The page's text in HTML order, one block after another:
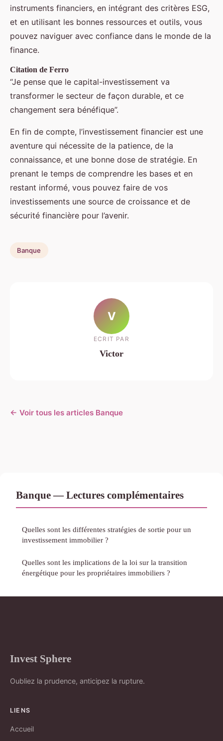
instruments financiers, en intégrant des critères ESG,
et en utilisant les bonnes ressources et outils, vous
pouvez naviguer avec confiance dans le monde de la
finance.
Citation de Ferro
“Je pense que le capital-investissement va
transformer le secteur de façon durable, et ce
changement sera bénéfique”.
En fin de compte, l’investissement financier est une
aventure qui nécessite de la patience, de la
connaissance, et une bonne dose de stratégie. En
prenant le temps de comprendre les bases et en
restant informé, vous pouvez faire de vos
investissements une source de croissance et de
sécurité financière pour l’avenir.
Banque
V
ECRIT PAR
Victor
← Voir tous les articles Banque
Banque — Lectures complémentaires
Quelles sont les différentes stratégies de sortie pour un
investissement immobilier ?
Quelles sont les implications de la loi sur la transition
énergétique pour les propriétaires immobiliers ?
Invest Sphere
Oubliez la prudence, anticipez la rupture.
LIENS
Accueil